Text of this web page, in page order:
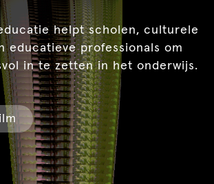
helpt scholen, culturele
educatieve professionals om
in te zetten in het onderwijs.